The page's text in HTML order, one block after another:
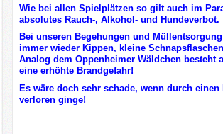
Wie bei allen Spielplätzen so gilt auch im
absolutes Rauch-, Alkohol- und Hundeverbot.
Bei unseren Begehungen und
immer wieder Kippen, kleine
Analog dem Oppenheimer Wäldchen besteht
eine erhöhte Brandgefahr!
Es wäre doch sehr schade, wenn durch einen
verloren ginge!